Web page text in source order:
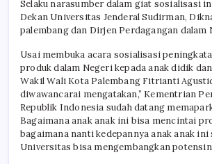
Selaku narasumber dalam giat sosialisasi
Dekan Universitas Jenderal Sudirman,
palembang dan Dirjen Perdagangan dalam
Usai membuka acara sosialisasi
produk dalam Negeri kepada anak didik
Wakil Wali Kota Palembang Fitrianti
diwawancarai mengatakan,” Kementrian
Republik Indonesia sudah datang
Bagaimana anak anak ini bisa mencintai
bagaimana nanti kedepannya anak anak
Universitas bisa mengembangkan